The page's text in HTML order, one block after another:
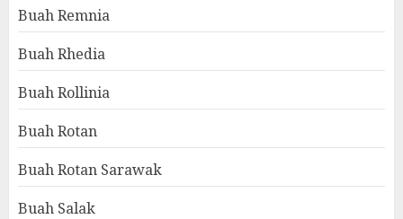
Buah Remnia
Buah Rhedia
Buah Rollinia
Buah Rotan
Buah Rotan Sarawak
Buah Salak